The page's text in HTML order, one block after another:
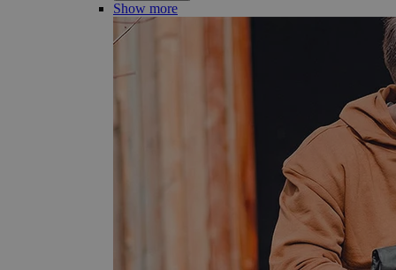
Show more